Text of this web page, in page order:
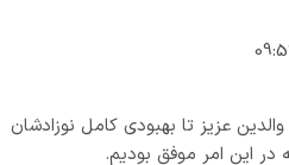
عزیز تا بهبودی کامل نوزادشان
این امر موفق بودیم.